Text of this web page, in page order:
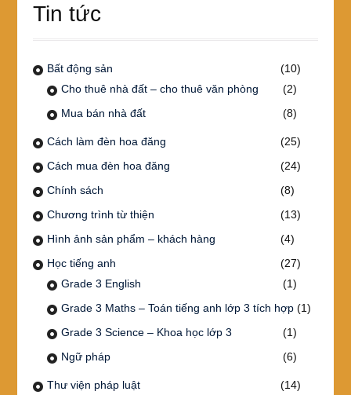
Tin tức
Bất động sản
(10)
Cho thuê nhà đất – cho thuê văn phòng
(2)
Mua bán nhà đất
(8)
Cách làm đèn hoa đăng
(25)
Cách mua đèn hoa đăng
(24)
Chính sách
(8)
Chương trình từ thiện
(13)
Hình ảnh sản phẩm – khách hàng
(4)
Học tiếng anh
(27)
Grade 3 English
(1)
Grade 3 Maths – Toán tiếng anh lớp 3 tích hợp(1)
Grade 3 Science – Khoa học lớp 3
(1)
Ngữ pháp
(6)
Thư viện pháp luật
(14)